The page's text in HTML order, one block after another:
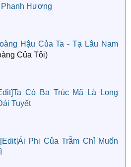
Hương
Hậu Của Ta - Tạ Lâu Nam
Của Tôi)
Có Ba Trúc Mã Là Long
Tuyết
Phi Của Trẫm Chỉ Muốn